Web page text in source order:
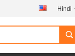
Hindi